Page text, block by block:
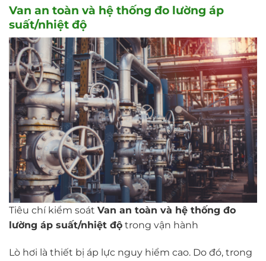
Van an toàn và hệ thống đo lường áp
suất/nhiệt độ
Tiêu chí kiểm soát Van an toàn và hệ thống đo
lường áp suất/nhiệt độ trong vận hành
Lò hơi là thiết bị áp lực nguy hiểm cao. Do đó, trong